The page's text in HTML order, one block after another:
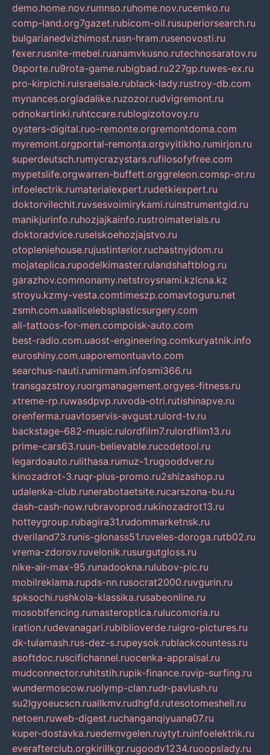
demo.home.nov.rumnso.ruhome.nov.rucemko.ru
comp-land.org7gazet.rubicom-oil.rusuperiorsearch.ru
bulgarianedvizhimost.rusn-hram.rusenovosti.ru
fexer.rusnite-mebel.ruanamvkusno.rutechnosaratov.ru
0sporte.ru9rota-game.rubigbad.ru227gp.ruwes-ex.ru
pro-kirpichi.ruisraelsale.rublack-lady.rustroy-db.com
mynances.orgladalike.ruzozor.rudvigremont.ru
odnokartinki.ruhtccare.rublogizotovoy.ru
oysters-digital.ruo-remonte.orgremontdoma.com
myremont.orgportal-remonta.orgvyitikho.rumirjon.ru
superdeutsch.rumycrazystars.rufilosofyfree.com
mypetslife.orgwarren-buffett.orggreleon.comsp-or.ru
infoelectrik.rumaterialexpert.rudetkiexpert.ru
doktorvilechit.ruvsesvoimirykami.ruinstrumentgid.ru
manikjurinfo.ruhozjajkainfo.rustroimaterials.ru
doktoradvice.ruselskoehozjajstvo.ru
otopleniehouse.rujustinterior.ruchastnyjdom.ru
mojateplica.rupodelkimaster.rulandshaftblog.ru
garazhov.commonamy.netstroysnami.kzlcna.kz
stroyu.kzmy-vesta.comtimeszp.comavtoguru.net
zsmh.com.uaallcelebsplasticsurgery.com
all-tattoos-for-men.compoisk-auto.com
best-radio.com.uaost-engineering.comkuryatnik.info
euroshiny.com.uaporemontuavto.com
searchus-nauti.rumirmam.infosmi366.ru
transgazstroy.ruorgmanagement.orgyes-fitness.ru
xtreme-rp.ruwasdpvp.ruvoda-otri.rutishinapve.ru
orenferma.ruavtoservis-avgust.rulord-tv.ru
backstage-682-music.rulordfilm7.rulordfilm13.ru
prime-cars63.ruun-believable.rucodetool.ru
legardoauto.rulithasa.rumuz-1.rugooddver.ru
kinozadrot-3.ruqr-plus-promo.ru2shizashop.ru
udalenka-club.runerabotaetsite.rucarszona-bu.ru
dash-cash-now.rubravoprod.rukinozadrot13.ru
hotteygroup.rubagira31.rudommarketnsk.ru
dveriland73.runis-glonass51.ruveles-doroga.rutb02.ru
vrema-zdorov.ruvelonik.rusurgutgloss.ru
nike-air-max-95.runadookna.rulubov-pic.ru
mobilreklama.rupds-nn.rusocrat2000.ruvgurin.ru
spksochi.rushkola-klassika.rusabeonline.ru
mosoblfencing.rumasteroptica.rulucomoria.ru
iration.rudevanagari.rubiblioverde.ruigro-pictures.ru
dk-tulamash.rus-dez-s.rupeysok.rublackcountess.ru
asoftdoc.ruscifichannel.ruocenka-appraisal.ru
mudconnector.ruhitstih.rupik-finance.ruvip-surfing.ru
wundermoscow.ruolymp-clan.rudr-pavlush.ru
su2lgyoeucscn.ruallkmv.rudhgfd.rutesotomeshell.ru
netoen.ruweb-digest.ruchanganqiyuana07.ru
kuper-dostavka.ruedemvgelen.ruytyt.ruinfoelektrik.ru
everafterclub.orgkirillkgr.rugoodv1234.ruoopslady.ru